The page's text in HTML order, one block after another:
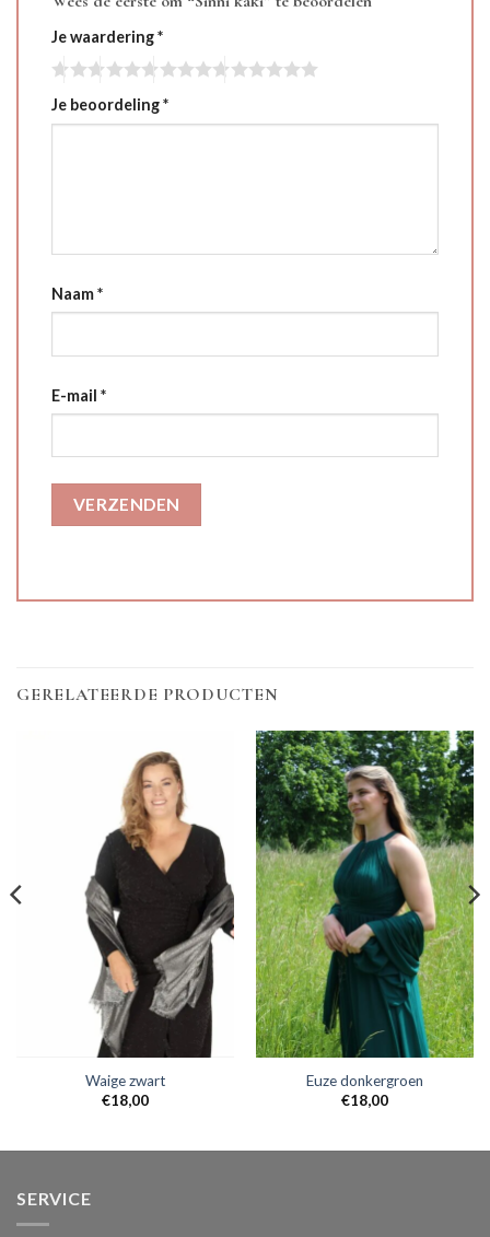
Je waardering*
Je beoordeling*
Naam*
E-mail *
GERELATEERDE PRODUCTEN
Waige zwart
€18,00
Euze donkergroen
€18,00
SERVICE